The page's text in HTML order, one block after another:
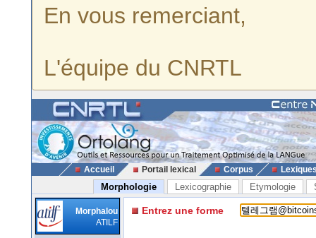
En vous remerciant,
L'équipe du CNRTL
Accueil Portail lexical Corpus
Morphologie Lexicographie Etymologie
Morphalou
ATILF
Entrez une forme